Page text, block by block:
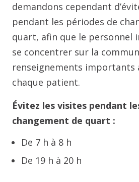
demandons cependant
pendant les périodes de
quart, afin que le personnel
se concentrer sur la
renseignements importants
chaque patient.
Évitez les visites pendant
changement de quart :
De 7 h à 8 h
De 19 h à 20 h